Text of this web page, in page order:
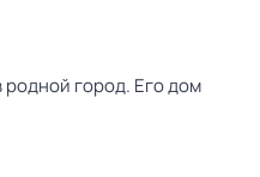
город. Его дом